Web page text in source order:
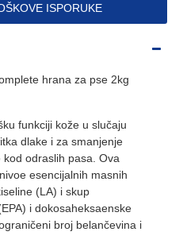
ISPORUKE
hrana za pse 2kg
funkciji kože u slučaju
dlake i za smanjenje
odraslih pasa. Ova
esencijalnih masnih
(LA) i skup
i dokosaheksaenske
broj belančevina i